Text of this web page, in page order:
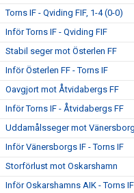
Torns IF - Qviding FIF, 1-4 (0-0)
Inför Torns IF - Qviding FIF
Stabil seger mot Österlen FF
Inför Österlen FF - Torns IF
Oavgjort mot Åtvidabergs FF
Inför Torns IF - Åtvidabergs FF
Uddamålsseger mot
Inför Vänersborgs IF - Torns IF
Storförlust mot Oskarshamn
Inför Oskarshamns AIK - Torns IF